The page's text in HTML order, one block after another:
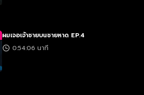
ผมเจอเจ้าชายบนชายหาด EP.4
0:54:06 นาที